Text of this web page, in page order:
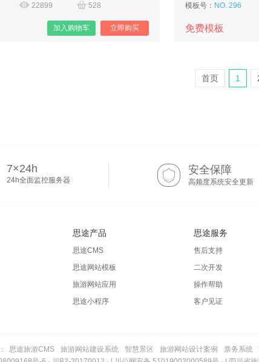
22899 528
立即购买
加入购物车
模板号： NO. 296
免费模板
首页 1
7×24h
24h全面监控服务器
安全保障
高频度系统安全更新
思途产品
思途CMS
思途网站模板
旅游网站应用
思途小程序
思途服务
售后支持
二次开发
操作帮助
客户见证
思途旅游CMS 旅游网站建设系统 智慧景区 旅游网站设计案例 票务系统